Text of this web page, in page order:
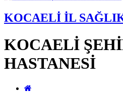
KOCAELİ İL
KOCAELİ
HASTANESİ